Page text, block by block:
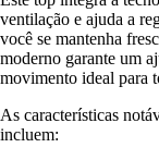
ventilação e ajuda a
você se mantenha
moderno garante um
movimento ideal para
As características
incluem: